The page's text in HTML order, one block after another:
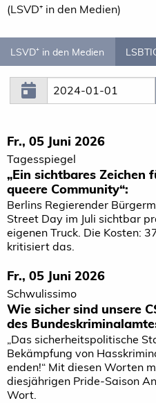
(LSVD⁺ in den Medien)
LSVD⁺ in den Medien
Fr., 05 Juni 2026
Tagesspiegel
„Ein sichtbares Zeichen
queere Community“:
Berlins Regierender
Street Day im Juli sichtbar
eigenen Truck. Die Kosten:
kritisiert das.
Fr., 05 Juni 2026
Schwulissimo
Wie sicher sind unsere
des
„Das sicherheitspolitische
Bekämpfung von
enden!“ Mit diesen Worten
diesjährigen Pride-Saison
Wort.